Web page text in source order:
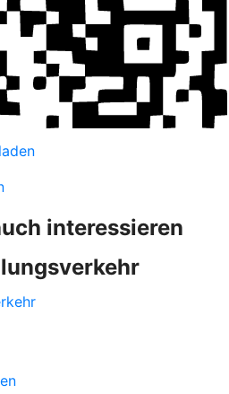
interessieren